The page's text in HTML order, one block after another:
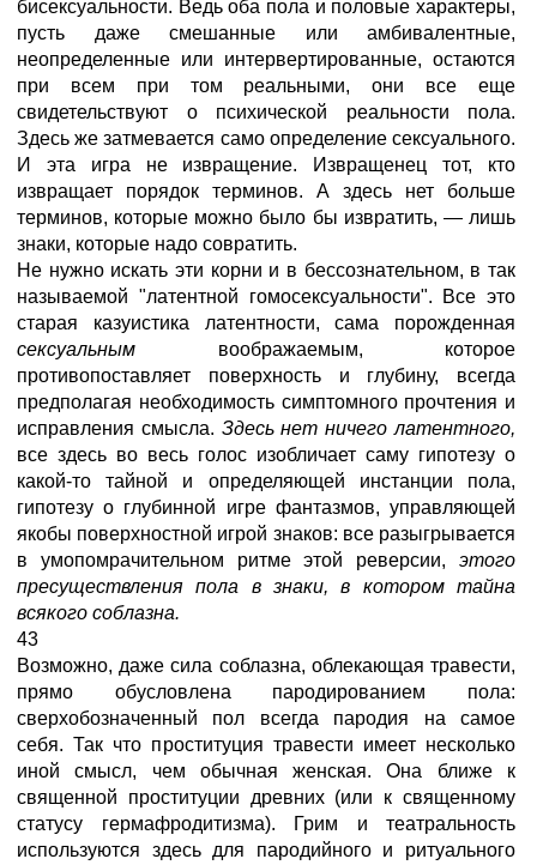
бисексуальности. Ведь оба пола и половые характеры,
пусть даже смешанные или амбивалентные,
неопределенные или интервертированные, остаются
при всем при том реальными, они все еще
свидетельствуют о психической реальности пола.
Здесь же затмевается само определение сексуального.
И эта игра не извращение. Извращенец тот, кто
извращает порядок терминов. А здесь нет больше
терминов, которые можно было бы извратить, — лишь
знаки, которые надо совратить.
Не нужно искать эти корни и в бессознательном, в так
называемой "латентной гомосексуальности". Все это
старая казуистика латентности, сама порожденная
сексуальным воображаемым, которое
противопоставляет поверхность и глубину, всегда
предполагая необходимость симптомного прочтения и
исправления смысла. Здесь нет ничего латентного,
все здесь во весь голос изобличает саму гипотезу о
какой-то тайной и определяющей инстанции пола,
гипотезу о глубинной игре фантазмов, управляющей
якобы поверхностной игрой знаков: все разыгрывается
в умопомрачительном ритме этой реверсии, этого
пресуществления пола в знаки, в котором тайна
всякого соблазна.
43
Возможно, даже сила соблазна, облекающая травести,
прямо обусловлена пародированием пола:
сверхобозначенный пол всегда пародия на самое
себя. Так что проституция травести имеет несколько
иной смысл, чем обычная женская. Она ближе к
священной проституции древних (или к священному
статусу гермафродитизма). Грим и театральность
используются здесь для пародийного и ритуального